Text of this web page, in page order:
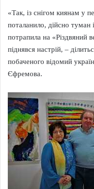
«Так, із снігом киянам у
поталанило, дійсно туман
потрапила на «Різдвяний
піднявся настрій, –
побаченого відомий
Єфремова.